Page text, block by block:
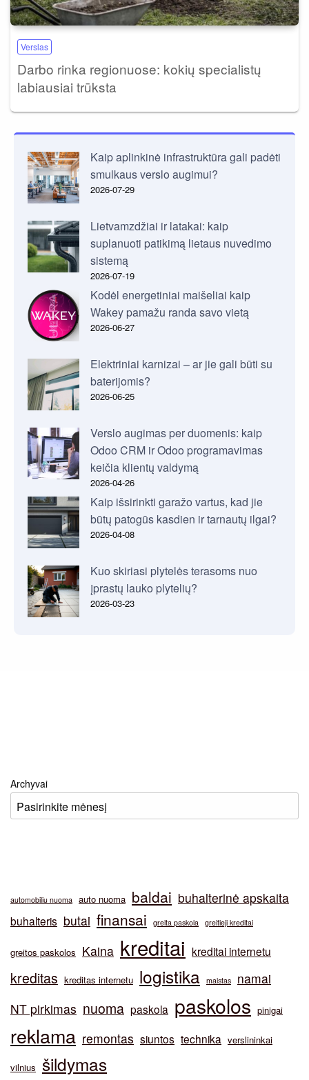
Verslas
Darbo rinka regionuose: kokių specialistų
labiausiai trūksta
Kaip aplinkinė infrastruktūra gali padėti
smulkaus verslo augimui?
2026-07-29
Lietvamzdžiai ir latakai: kaip
suplanuoti patikimą lietaus nuvedimo
sistemą
2026-07-19
Kodėl energetiniai maišeliai kaip
Wakey pamažu randa savo vietą
2026-06-27
Elektriniai karnizai – ar jie gali būti su
baterijomis?
2026-06-25
Verslo augimas per duomenis: kaip
Odoo CRM ir Odoo programavimas
keičia klientų valdymą
2026-04-26
Kaip išsirinkti garažo vartus, kad jie
būtų patogūs kasdien ir tarnautų ilgai?
2026-04-08
Kuo skiriasi plytelės terasoms nuo
įprastų lauko plytelių?
2026-03-23
Archyvai
automobiliu nuoma auto nuoma baldai buhalterinė apskaita
buhalteris butai finansai greita paskola greitieji kreditai
greitos paskolos Kaina kreditai kreditai internetu
kreditas kreditas internetu logistika maistas
namai
NT pirkimas nuoma paskola paskolos pinigai
reklama remontas siuntos technika verslininkai
vilnius šildymas